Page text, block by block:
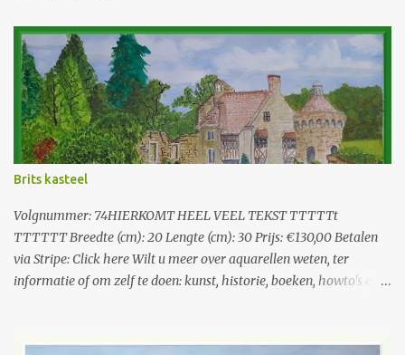
Brits kasteel
Volgnummer: 74HIERKOMT HEEL VEEL TEKST TTTTTt
TTTTTT Breedte (cm): 20 Lengte (cm): 30 Prijs: €130,00 Betalen
via Stripe: Click here Wilt u meer over aquarellen weten, ter
informatie of om zelf te doen: kunst, historie, boeken, howto's en
over de verkoop van het schilderij. Link opent in nieuw tabblad